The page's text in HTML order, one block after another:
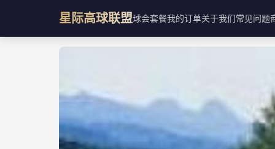
星际高球联盟球会套餐我的订单关于我们常见问题